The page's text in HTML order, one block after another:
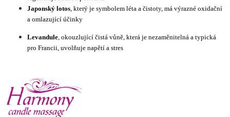
Japonský lotos , který je symbolem léta a čistoty, má výrazné oxidační
a omlazující účinky
Levandule , okouzlující čistá vůně, která je nezaměnitelná a typická
pro Francii, uvolňuje napětí a stres